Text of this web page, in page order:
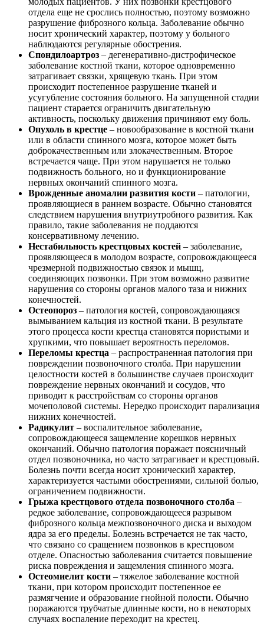
отдела еще не срослись полностью, поэтому возможно
разрушение фиброзного кольца. Заболевание обычно
носит хронический характер, поэтому у больного
наблюдаются регулярные обострения.
Спондилоартроз – дегенеративно-дистрофическое
заболевание костной ткани, которое одновременно
затрагивает связки, хрящевую ткань. При этом
происходит постепенное разрушение тканей и
усугубление состояния больного. На запущенной стадии
пациент старается ограничить двигательную
активность, поскольку движения причиняют ему боль.
Опухоль в крестце – новообразование в костной ткани
или в области спинного мозга, которое может быть
доброкачественным или злокачественным. Второе
встречается чаще. При этом нарушается не только
подвижность больного, но и функционирование
нервных окончаний спинного мозга.
Врожденные аномалии развития кости – патологии,
проявляющиеся в раннем возрасте. Обычно становятся
следствием нарушения внутриутробного развития. Как
правило, такие заболевания не поддаются
консервативному лечению.
Нестабильность крестцовых костей – заболевание,
проявляющееся в молодом возрасте, сопровождающееся
чрезмерной подвижностью связок и мышц,
соединяющих позвонки. При этом возможно развитие
нарушения со стороны органов малого таза и нижних
конечностей.
Остеопороз – патология костей, сопровождающаяся
вымыванием кальция из костной ткани. В результате
этого процесса кости крестца становятся пористыми и
хрупкими, что повышает вероятность переломов.
Переломы крестца – распространенная патология при
повреждении позвоночного столба. При нарушении
целостности костей в большинстве случаев происходит
повреждение нервных окончаний и сосудов, что
приводит к расстройствам со стороны органов
мочеполовой системы. Нередко происходит парализация
нижних конечностей.
Радикулит – воспалительное заболевание,
сопровождающееся защемление корешков нервных
окончаний. Обычно патология поражает поясничный
отдел позвоночника, но часто затрагивает и крестцовый.
Болезнь почти всегда носит хронический характер,
характеризуется частыми обострениями, сильной болью,
ограничением подвижности.
Грыжа крестцового отдела позвоночного столба –
редкое заболевание, сопровождающееся разрывом
фиброзного кольца межпозвоночного диска и выходом
ядра за его пределы. Болезнь встречается не так часто,
что связано со сращением позвонков в крестцовом
отделе. Опасностью заболевания считается повышение
риска повреждения и защемления спинного мозга.
Остеомиелит кости – тяжелое заболевание костной
ткани, при котором происходит постепенное ее
размягчение и образование гнойной полости. Обычно
поражаются трубчатые длинные кости, но в некоторых
случаях воспаление переходит на крестец.